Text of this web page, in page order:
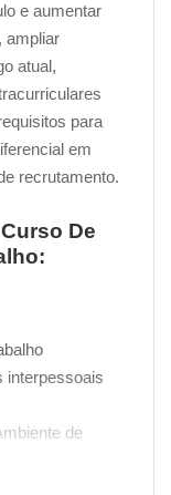
e aumentar
ampliar
atual,
para
em
recrutamento.
De
interpessoais
de